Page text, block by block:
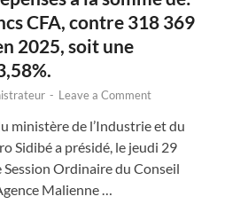
CFA, contre 318 369
2025, soit une
- Leave a Comment
ministère de l’Industrie et du
Sidibé a présidé, le jeudi 29
Ordinaire du Conseil
Malienne …